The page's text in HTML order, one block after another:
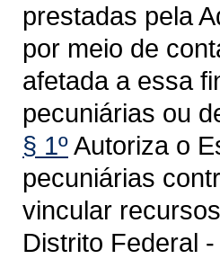
prestadas pela
por meio de
afetada a essa
pecuniárias ou
§ 1ºAutoriza o
pecuniárias
vincular
Distrito Federal